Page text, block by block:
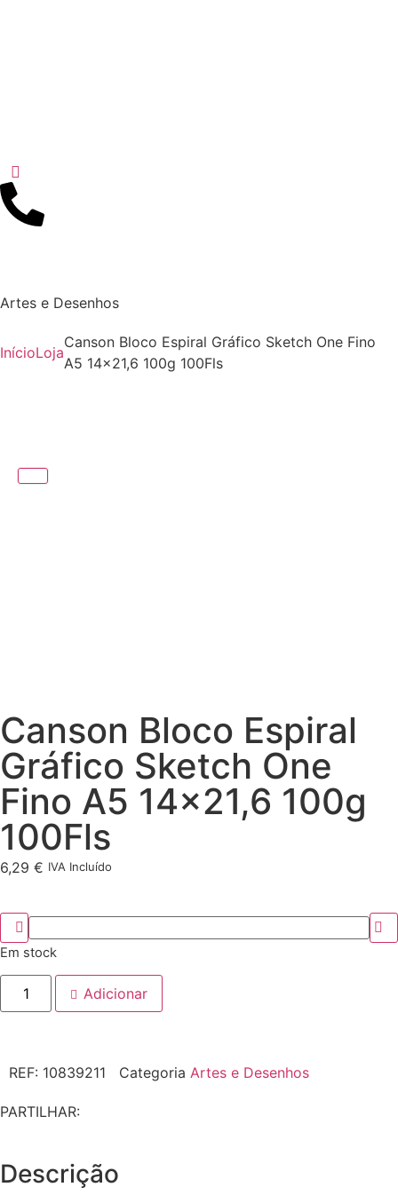
Artes e Desenhos
InícioLoja
Canson Bloco Espiral Gráfico Sketch One Fino
A5 14×21,6 100g 100Fls
Canson Bloco Espiral
Gráfico Sketch One
Fino A5 14×21,6 100g
100Fls
6,29 € IVA Incluído
Em stock
Adicionar
REF: 10839211 Categoria Artes e Desenhos
PARTILHAR:
Descrição